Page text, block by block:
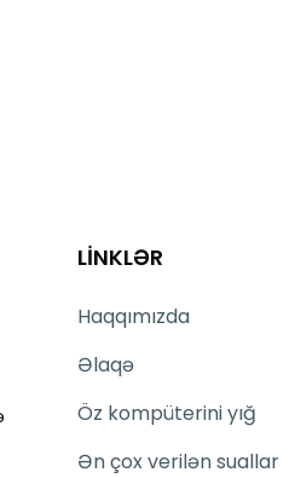
LİNKLƏR
Haqqımızda
Əlaqə
Öz kompüterini yığ
Ən çox verilən suallar